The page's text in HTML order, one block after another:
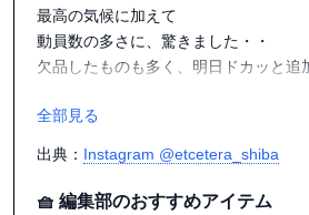
可愛いものをお届けしたい、知ってい
張り切って、あわてず丁寧に、準備を
.
どうかお付き合いいただけると嬉しい
最高の気候に加えて
動員数の多さに、驚きました・・
欠品したものも多く、明日ドカッと追
明日も @moyi_store と
共にお待ちしております◎
全部見る
出典： Instagram @etcetera_shiba
🧺 編集部のおすすめアイテム